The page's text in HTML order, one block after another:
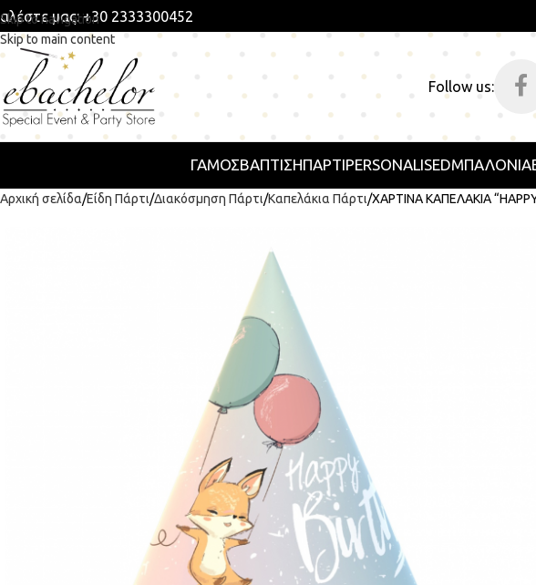
Skip to navigation
Skip to main content
μας: +30 2333300452
Follow us:
ΓΑΜΟΣΒΑΠΤΙΣΗΠΆΡΤΙPERSONALISEDΜΠΑΛΟΝΙΑ
Αρχική σελίδα Είδη Πάρτι Διακόσμηση Πάρτι Καπελάκια Πάρτι ΧΑΡΤΙΝΑ ΚΑΠΕΛΑΚΙΑ